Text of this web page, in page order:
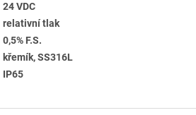
24 VDC
relativní tlak
0,5% F.S.
křemík, SS316L
IP65